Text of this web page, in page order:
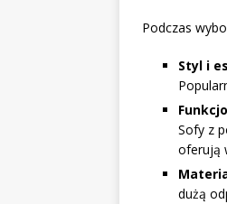
Podczas
Styl i
Sofy z
oferują
dużą